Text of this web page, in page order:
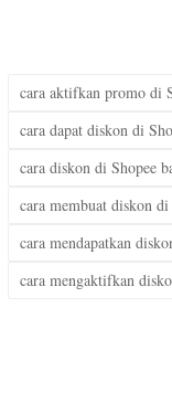
cara aktifkan promo di
cara dapat diskon di
cara diskon di Shopee
cara membuat diskon
cara mendapatkan
cara mengaktifkan